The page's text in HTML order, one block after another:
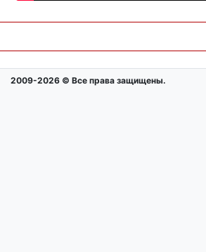
2009-2026 © Все права защищены.